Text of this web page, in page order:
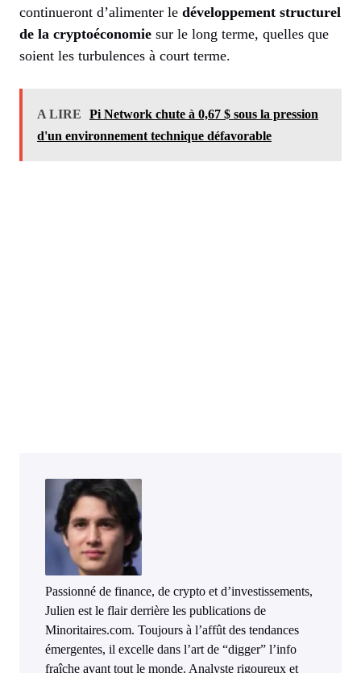
continueront d’alimenter le développement structurel
de la cryptoéconomie sur le long terme, quelles que
soient les turbulences à court terme.
A LIRE
Pi Network chute à 0,67 $ sous la pression
d'un environnement technique défavorable
Passionné de finance, de crypto et d’investissements,
Julien est le flair derrière les publications de
Minoritaires.com. Toujours à l’affût des tendances
émergentes, il excelle dans l’art de “digger” l’info
fraîche avant tout le monde. Analyste rigoureux et